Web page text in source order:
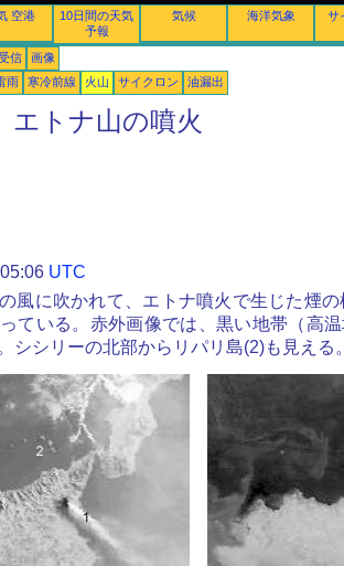
空港
10日間の天気
予報
気候 海洋気象 サ
信
画像
雨 寒冷前線 火山 サイクロン 油漏出
エトナ山の噴火
UTC
風に吹かれて、エトナ噴火で生じた煙の
ている。赤外画像では、黒い地帯（高
シシリーの北部からリパリ島(2)も見える。